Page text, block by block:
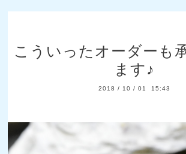
こういったオーダーも
ます♪
2018 / 10 / 01 15:43